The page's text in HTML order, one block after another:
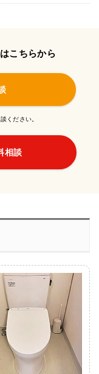
こちらから
ください。
相談